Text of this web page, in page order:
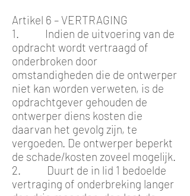
Artikel 6 – VERTRAGING
1. Indien de uitvoering van de
opdracht wordt vertraagd of
onderbroken door
omstandigheden die de ontwerper
niet kan worden verweten, is de
opdrachtgever gehouden de
ontwerper diens kosten die
daarvan het gevolg zijn, te
vergoeden. De ontwerper beperkt
de schade/kosten zoveel mogelijk.
2. Duurt de in lid 1 bedoelde
vertraging of onderbreking langer